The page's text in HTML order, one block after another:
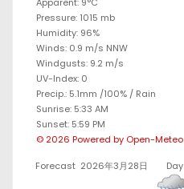
Apparent: 9°C
Pressure: 1015 mb
Humidity: 96%
Winds: 0.9 m/s NNW
Windgusts: 9.2 m/s
UV-Index: 0
Precip.: 5.1mm /100% / Rain
Sunrise: 5:33 AM
Sunset: 5:59 PM
© 2026 Powered by Open-Meteo
Forecast 2026年3月28日 Day